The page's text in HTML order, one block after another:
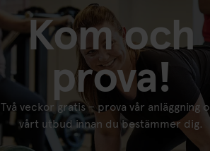
Kom och
prova!
Två veckor gratis – prova vår anläggning
vårt utbud innan du bestämmer dig.